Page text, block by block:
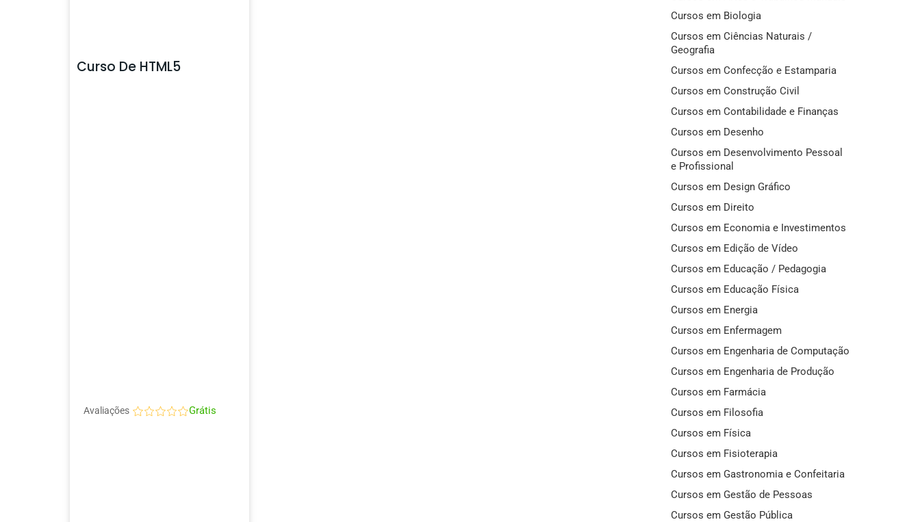
Curso De HTML5
Avaliações Grátis
Cursos em Biologia
Cursos em Ciências Naturais /
Geografia
Cursos em Confecção e Estamparia
Cursos em Construção Civil
Cursos em Contabilidade e Finanças
Cursos em Desenho
Cursos em Desenvolvimento Pessoal
e Profissional
Cursos em Design Gráfico
Cursos em Direito
Cursos em Economia e Investimentos
Cursos em Edição de Vídeo
Cursos em Educação / Pedagogia
Cursos em Educação Física
Cursos em Energia
Cursos em Enfermagem
Cursos em Engenharia de Computação
Cursos em Engenharia de Produção
Cursos em Farmácia
Cursos em Filosofia
Cursos em Física
Cursos em Fisioterapia
Cursos em Gastronomia e Confeitaria
Cursos em Gestão de Pessoas
Cursos em Gestão Pública